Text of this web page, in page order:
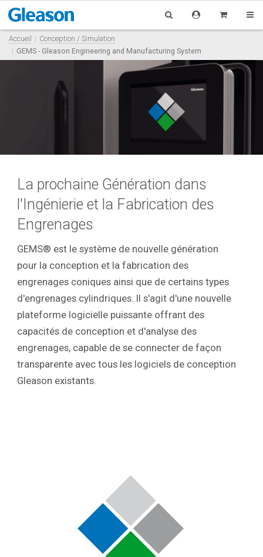
Accueil
Conception / Simulation
GEMS - Gleason Engineering and Manufacturing System
La prochaine Génération dans
l'Ingénierie et la Fabrication des
Engrenages
GEMS® est le système de nouvelle génération
pour la conception et la fabrication des
engrenages coniques ainsi que de certains types
d'engrenages cylindriques. Il s'agit d'une nouvelle
plateforme logicielle puissante offrant des
capacités de conception et d'analyse des
engrenages, capable de se connecter de façon
transparente avec tous les logiciels de conception
Gleason existants.